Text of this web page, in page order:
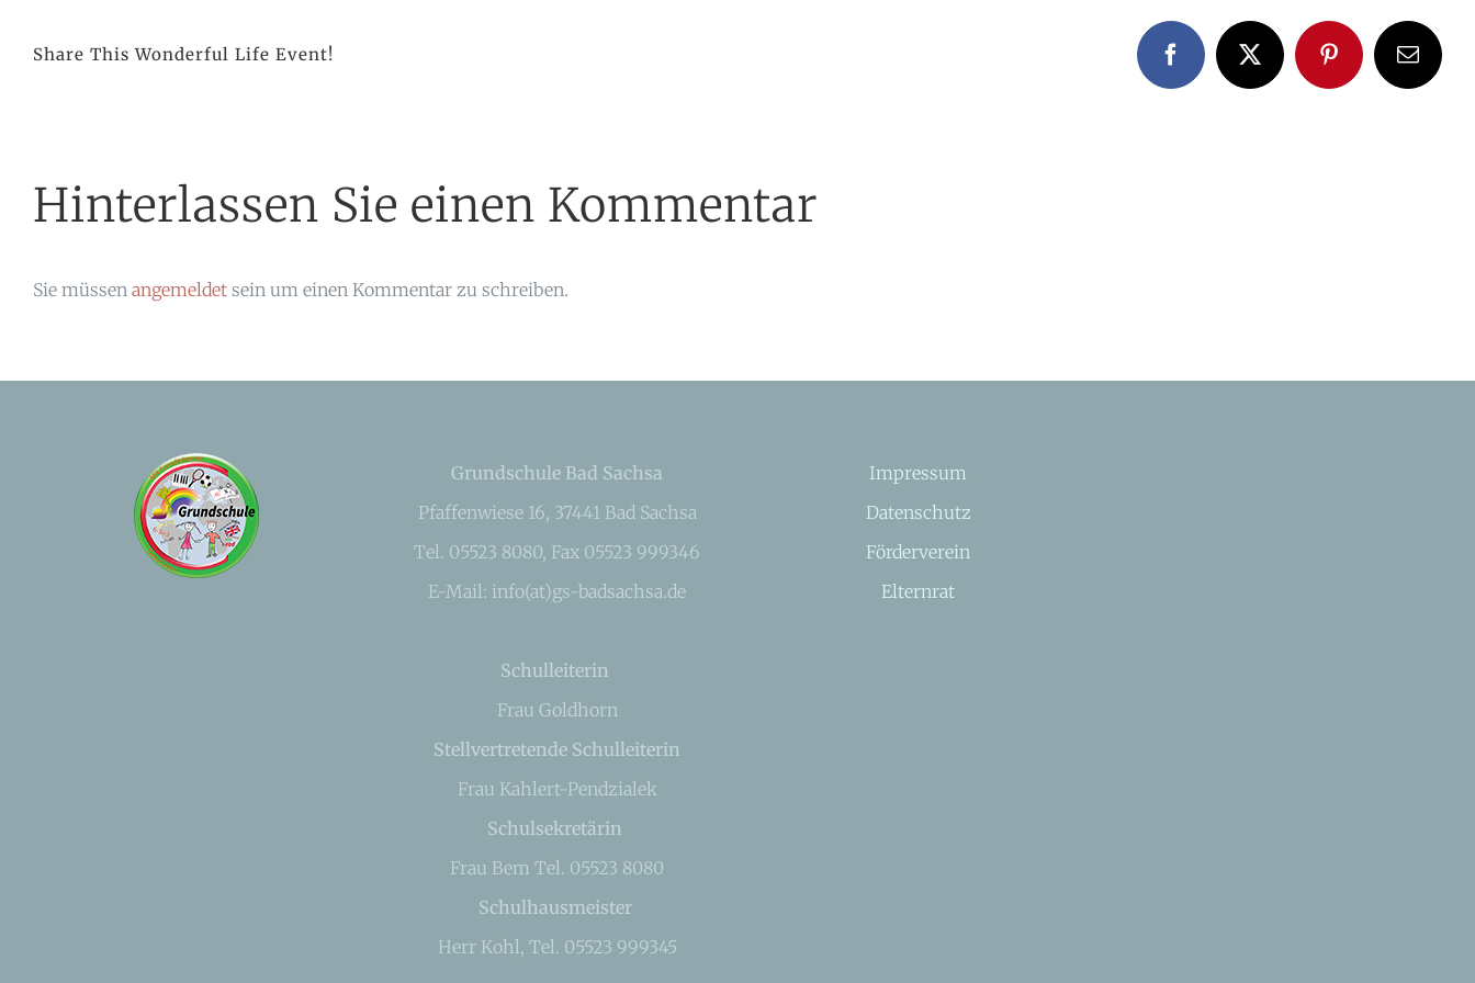
Share This Wonderful Life Event! FacebookX PinterestE-
Mail
Hinterlassen Sie einen Kommentar
Sie müssen angemeldet sein um einen Kommentar zu schreiben.
Grundschule Bad Sachsa
Pfaffenwiese 16, 37441 Bad Sachsa
Tel. 05523 8080, Fax 05523 999346
E-Mail: info(at)gs-badsachsa.de
Schulleiterin
Frau Goldhorn
Stellvertretende Schulleiterin
Frau Kahlert-Pendzialek
Schulsekretärin
Frau Bem Tel. 05523 8080
Schulhausmeister
Herr Kohl, Tel. 05523 999345
Impressum
Datenschutz
Förderverein
Elternrat